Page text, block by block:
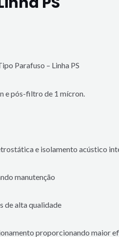
Parafuso – Linha PS
e pós-filtro de 1 mícron.
e isolamento acústico
manutenção
de alta qualidade
proporcionando maior